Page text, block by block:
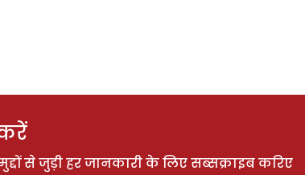
से जुड़ी हर जानकारी के लिए सब्सक्राइब करिए